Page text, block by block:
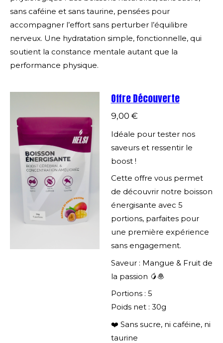
sans caféine et sans taurine, pensées pour
accompagner l’effort sans perturber l’équilibre
nerveux. Une hydratation simple, fonctionnelle, qui
soutient la constance mentale autant que la
performance physique.
Offre Découverte
9,00 €
Idéale pour tester nos
saveurs et ressentir le
boost !
Cette offre vous permet
de découvrir notre boisson
énergisante avec 5
portions, parfaites pour
une première expérience
sans engagement.
Saveur : Mangue & Fruit de
la passion 🥭🧆
Portions : 5
Poids net : 30g
❤️ Sans sucre, ni caféine, ni
taurine